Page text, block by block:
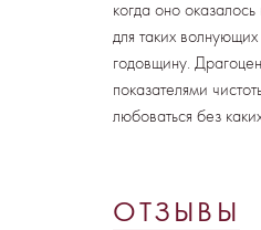
когда оно
для таких
годовщину.
показателями
любоваться без
ОТЗЫВЫ